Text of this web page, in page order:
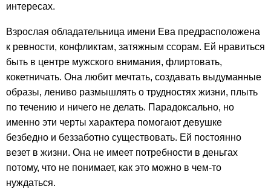
интересах.
Взрослая обладательница имени Ева предрасположена
к ревности, конфликтам, затяжным ссорам. Ей нравиться
быть в центре мужского внимания, флиртовать,
кокетничать. Она любит мечтать, создавать выдуманные
образы, лениво размышлять о трудностях жизни, плыть
по течению и ничего не делать. Парадоксально, но
именно эти черты характера помогают девушке
безбедно и беззаботно существовать. Ей постоянно
везет в жизни. Она не имеет потребности в деньгах
потому, что не понимает, как это можно в чем-то
нуждаться.